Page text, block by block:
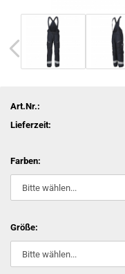
Art.Nr.:
Lieferzeit:
Farben:
Größe: